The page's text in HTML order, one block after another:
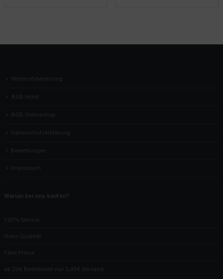
Widerrufsbelehrung
AGB Hotel
AGB Onlineshop
Datenschutzerklärung
Bewertungen
Impressum
Warum bei uns kaufen?
100% Service
Hohe Qualität
Faire Preise
ab 20€ Bestellwert nur 2,49€ Versand